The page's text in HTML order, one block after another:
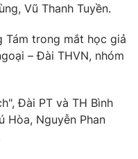
Vũ Thanh Tuyền.
Tám trong mắt học giả
– Đài THVN, nhóm
Đài PT và TH Bình
Hòa, Nguyễn Phan